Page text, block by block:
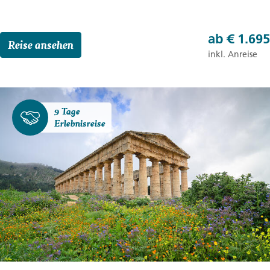
Reise ansehen ab € 1.695
inkl. Anreise
9 Tage
Erlebnisreise